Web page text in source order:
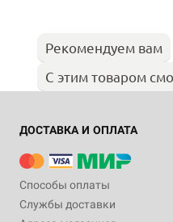
Рекомендуем вам
С этим товаром
ДОСТАВКА И ОПЛАТА
Способы оплаты
Службы доставки